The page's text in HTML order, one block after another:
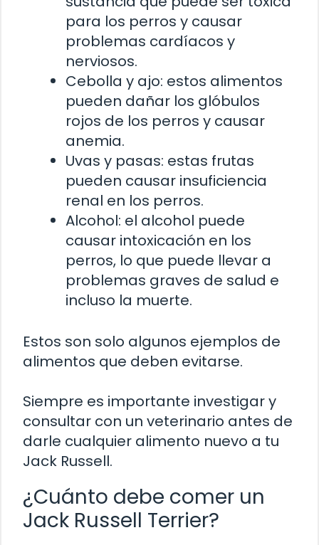
para los perros y causar
problemas cardíacos y
nerviosos.
Cebolla y ajo: estos alimentos
pueden dañar los glóbulos
rojos de los perros y causar
anemia.
Uvas y pasas: estas frutas
pueden causar insuficiencia
renal en los perros.
Alcohol: el alcohol puede
causar intoxicación en los
perros, lo que puede llevar a
problemas graves de salud e
incluso la muerte.
Estos son solo algunos ejemplos de
alimentos que deben evitarse.
Siempre es importante investigar y
consultar con un veterinario antes de
darle cualquier alimento nuevo a tu
Jack Russell.
¿Cuánto debe comer un
Jack Russell Terrier?